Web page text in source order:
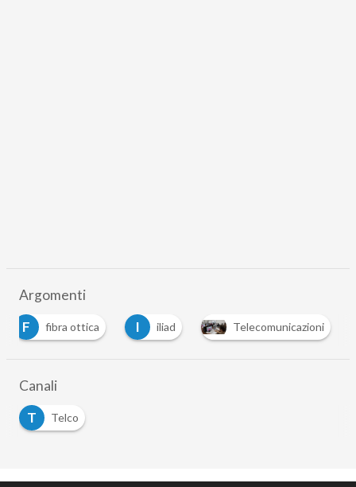
Argomenti
F
fibra ottica I iliad Telecomunicazioni
Canali
T
Telco